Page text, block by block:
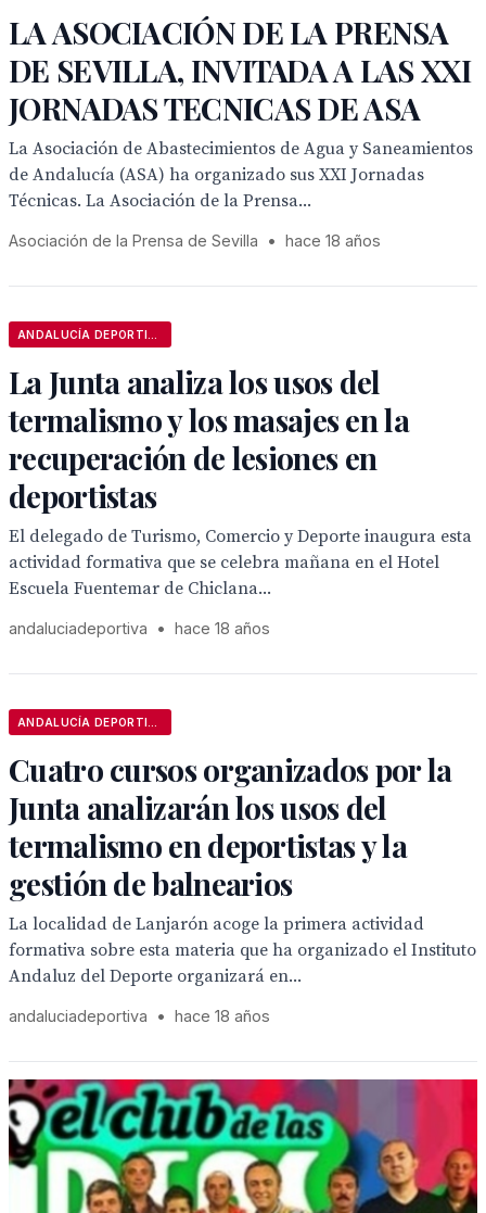
LA ASOCIACIÓN DE LA PRENSA
DE SEVILLA, INVITADA A LAS XXI
JORNADAS TECNICAS DE ASA
La Asociación de Abastecimientos de Agua y Saneamientos
de Andalucía (ASA) ha organizado sus XXI Jornadas
Técnicas. La Asociación de la Prensa...
Asociación de la Prensa de Sevilla • hace 18 años
La Junta analiza los usos del
termalismo y los masajes en la
recuperación de lesiones en
deportistas
El delegado de Turismo, Comercio y Deporte inaugura esta
actividad formativa que se celebra mañana en el Hotel
Escuela Fuentemar de Chiclana...
andaluciadeportiva • hace 18 años
Cuatro cursos organizados por la
Junta analizarán los usos del
termalismo en deportistas y la
gestión de balnearios
La localidad de Lanjarón acoge la primera actividad
formativa sobre esta materia que ha organizado el Instituto
Andaluz del Deporte organizará en...
andaluciadeportiva • hace 18 años